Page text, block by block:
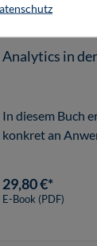
Analytics in
In diesem Buch
konkret an
29,80 €*
E-Book (PDF)